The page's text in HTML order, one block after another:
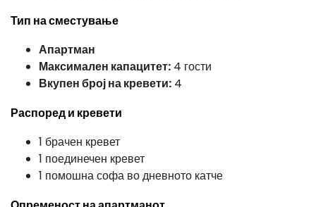
Тип на сместување
Апартман
Максимален капацитет: 4 гости
Вкупен број на кревети: 4
Распоред и кревети
1 брачен кревет
1 поединечен кревет
1 помошна софа во дневното катче